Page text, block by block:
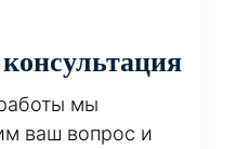
мы
ваш вопрос и